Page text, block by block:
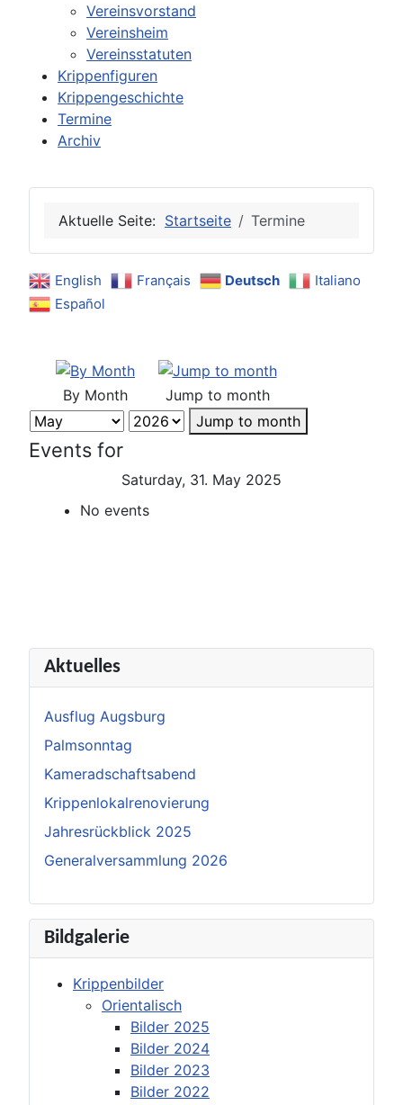
Vereinsvorstand
Vereinsheim
Vereinsstatuten
Krippenfiguren
Krippengeschichte
Termine
Archiv
Aktuelles
Ausflug Augsburg
Palmsonntag
Kameradschaftsabend
Krippenlokalrenovierung
Jahresrückblick 2025
Generalversammlung 2026
Bildgalerie
Krippenbilder
Orientalisch
Bilder 2025
Bilder 2024
Bilder 2023
Bilder 2022
Aktuelle Seite: Startseite Termine
English Français Deutsch
Italiano
Español
By Month
Jump to month
Jump to month
Events for
Saturday, 31. May 2025
No events